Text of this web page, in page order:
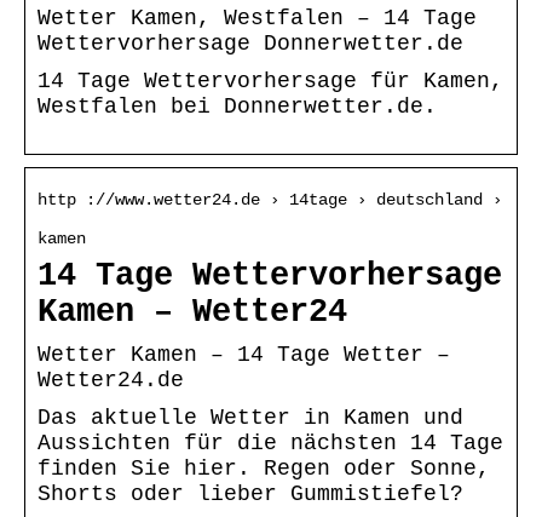
Wetter Kamen, Westfalen – 14 Tage
Wettervorhersage Donnerwetter.de
14 Tage Wettervorhersage für Kamen,
Westfalen bei Donnerwetter.de.
http ://www.wetter24.de › 14tage › deutschland ›
kamen
14 Tage Wettervorhersage
Kamen – Wetter24
Wetter Kamen – 14 Tage Wetter –
Wetter24.de
Das aktuelle Wetter in Kamen und
Aussichten für die nächsten 14 Tage
finden Sie hier. Regen oder Sonne,
Shorts oder lieber Gummistiefel?